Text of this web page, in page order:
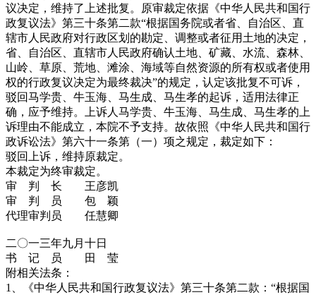
议决定，维持了上述批复。原审裁定依据《中华人民共和国行
政复议法》第三十条第二款“根据国务院或者省、自治区、直
辖市人民政府对行政区划的勘定、调整或者征用土地的决定，
省、自治区、直辖市人民政府确认土地、矿藏、水流、森林、
山岭、草原、荒地、滩涂、海域等自然资源的所有权或者使用
权的行政复议决定为最终裁决”的规定，认定该批复不可诉，
驳回马学贵、牛玉海、马生成、马生孝的起诉，适用法律正
确，应予维持。上诉人马学贵、牛玉海、马生成、马生孝的上
诉理由不能成立，本院不予支持。故依照《中华人民共和国行
政诉讼法》第六十一条第（一）项之规定，裁定如下：
驳回上诉，维持原裁定。
本裁定为终审裁定。
审 判 长 王彦凯
审 判 员 包 颖
代理审判员 任慧卿
二〇一三年九月十日
书 记 员 田 莹
附相关法条：
1、《中华人民共和国行政复议法》第三十条第二款：“根据国